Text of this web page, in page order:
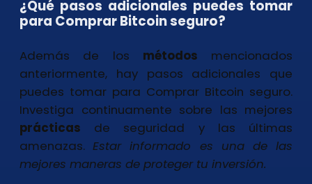
¿Qué pasos adicionales puedes tomar
para Comprar Bitcoin seguro?
Además de los métodos mencionados
anteriormente, hay pasos adicionales que
puedes tomar para Comprar Bitcoin seguro.
Investiga continuamente sobre las mejores
prácticas de seguridad y las últimas
amenazas.Estar informado es una de las
mejores maneras de proteger tu inversión.